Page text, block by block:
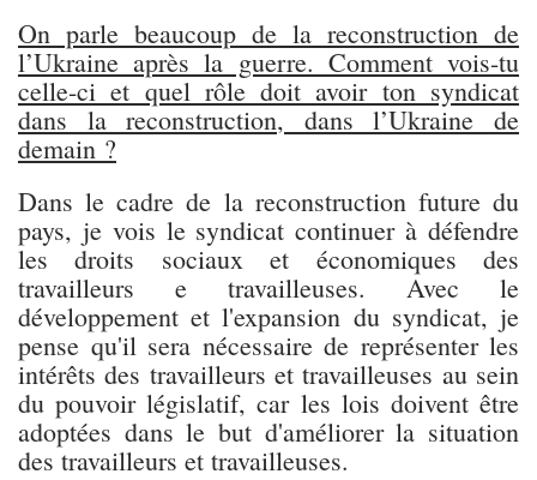
On parle beaucoup de la reconstruction de
l’Ukraine après la guerre. Comment vois-tu
celle-ci et quel rôle doit avoir ton syndicat
dans la reconstruction, dans l’Ukraine de
demain ?
Dans le cadre de la reconstruction future du
pays, je vois le syndicat continuer à défendre
les droits sociaux et économiques des
travailleurs e travailleuses. Avec le
développement et l'expansion du syndicat, je
pense qu'il sera nécessaire de représenter les
intérêts des travailleurs et travailleuses au sein
du pouvoir législatif, car les lois doivent être
adoptées dans le but d'améliorer la situation
des travailleurs et travailleuses.